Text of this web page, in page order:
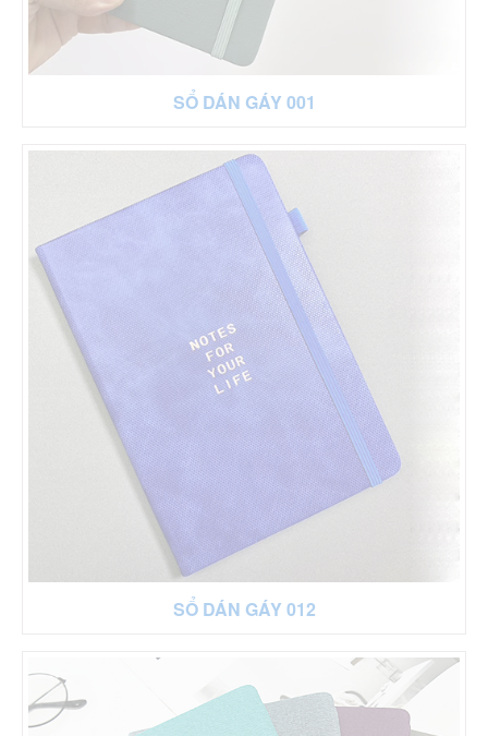
SỔ DÁN GÁY 001
SỔ DÁN GÁY 012